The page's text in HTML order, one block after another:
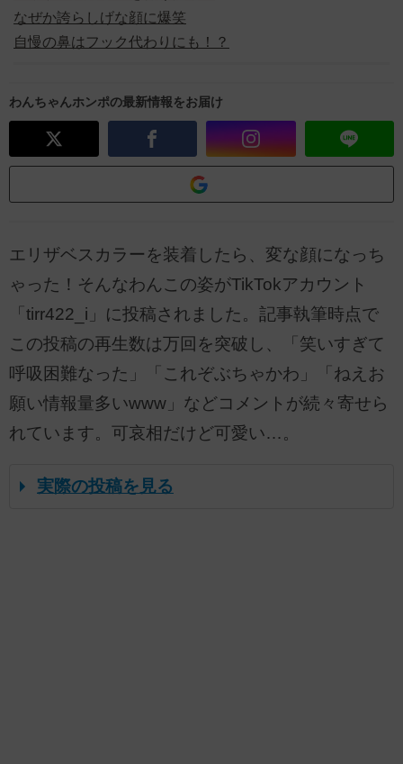
なぜか誇らしげな顔に爆笑
自慢の鼻はフック代わりにも！？
わんちゃんホンポの最新情報をお届け
エリザベスカラーを装着したら、変な顔になっち
ゃった！そんなわんこの姿がTikTokアカウント
「tirr422_i」に投稿されました。記事執筆時点で
この投稿の再生数は万回を突破し、「笑いすぎて
呼吸困難なった」「これぞぶちゃかわ」「ねえお
願い情報量多いwww」などコメントが続々寄せら
れています。可哀相だけど可愛い…。
実際の投稿を見る